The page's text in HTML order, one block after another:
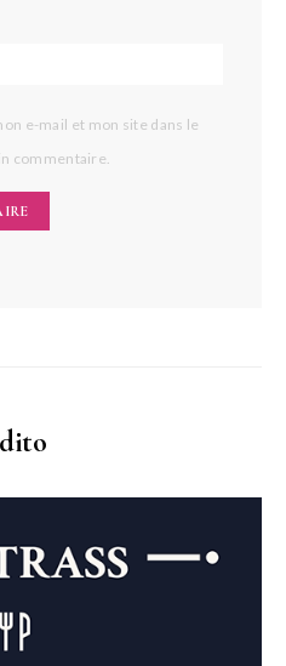
e-mail et mon site dans le
commentaire.